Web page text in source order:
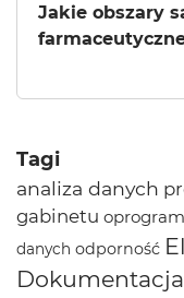
Jakie obszary
Tagi
analiza danych
gabinetu
danych odporność